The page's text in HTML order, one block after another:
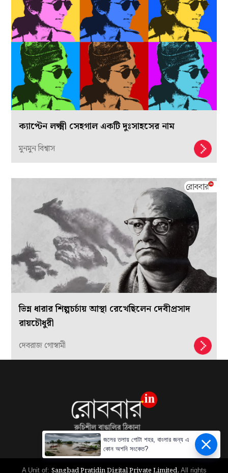
ক্যাপ্টেন লক্ষ্মী সেহগাল একটি দুঃসাহসের নাম
মুনমুন বিশ্বাস
ভিন্ন ধারার শিল্পচর্চায় আস্থা রেখেছিলেন দেবীপ্রসাদ
রায়চৌধুরী
দেবরাজ গোস্বামী
A Unit of: Sangbad Pratidin Digital Private Limited. All rights
জলের তলায় গোটা শহর, বাংলার জন্য এ
কোন অশনি সংকেত?